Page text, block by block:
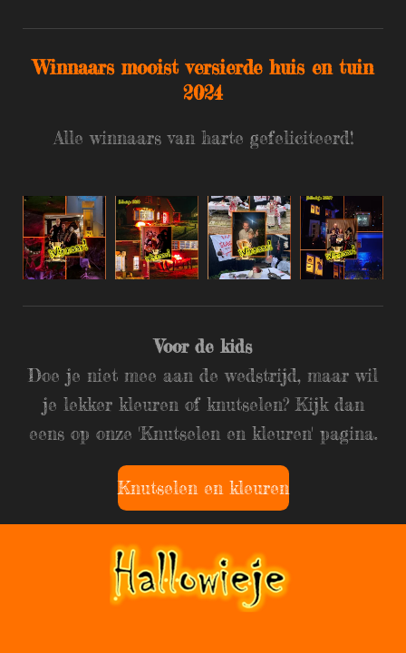
Winnaars mooist versierde huis en tuin
2024
Alle winnaars van harte gefeliciteerd!
Voor de kids
Doe je niet mee aan de wedstrijd, maar wil
je lekker kleuren of knutselen? Kijk dan
eens op onze 'Knutselen en kleuren' pagina.
Knutselen en kleuren